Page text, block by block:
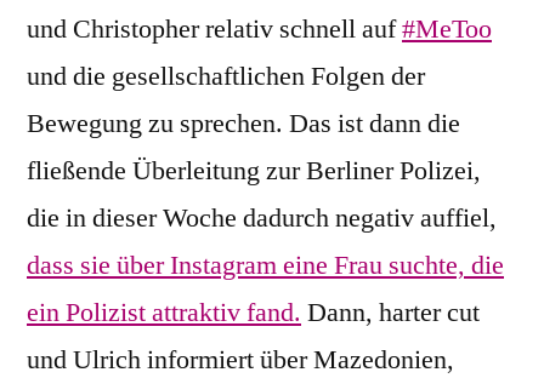
und Christopher relativ schnell auf#MeToo
und die gesellschaftlichen Folgen der
Bewegung zu sprechen. Das ist dann die
fließende Überleitung zur Berliner Polizei,
die in dieser Woche dadurch negativ auffiel,
dass sie über Instagram eine Frau suchte, die
ein Polizist attraktiv fand. Dann, harter cut
und Ulrich informiert über Mazedonien,